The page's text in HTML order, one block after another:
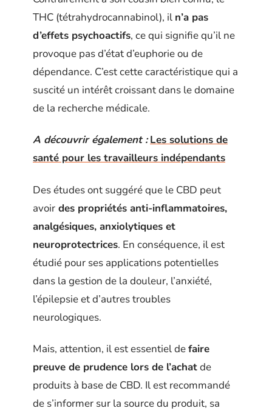
THC (tétrahydrocannabinol), il n’a pas
d’effets psychoactifs, ce qui signifie qu’il ne
provoque pas d’état d’euphorie ou de
dépendance. C’est cette caractéristique qui a
suscité un intérêt croissant dans le domaine
de la recherche médicale.
A découvrir également : Les solutions de
santé pour les travailleurs indépendants
Des études ont suggéré que le CBD peut
avoir des propriétés anti-inflammatoires,
analgésiques, anxiolytiques et
neuroprotectrices. En conséquence, il est
étudié pour ses applications potentielles
dans la gestion de la douleur, l’anxiété,
l’épilepsie et d’autres troubles
neurologiques.
Mais, attention, il est essentiel defaire
preuve de prudence lors de l’achatde
produits à base de CBD. Il est recommandé
de s’informer sur la source du produit, sa